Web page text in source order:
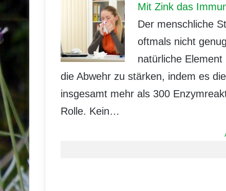
Mit Zink das
Der menschliche
oftmals nicht
natürliche
die Abwehr zu stärken, indem es
insgesamt mehr als 300
Rolle. Kein…